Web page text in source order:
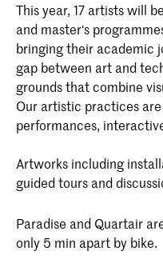
Bachelor
De Bachelor
interdisciplinaire
aangeboden
programma
This year, 17 artists will
and master‘s
bringing their academic
gap between art and
grounds that combine
Our artistic practices
performances,
Artworks including
guided tours and
Paradise and Quartair
only 5 min apart by bike.